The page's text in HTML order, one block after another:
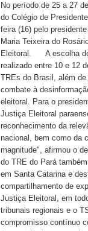
No período de 25 a 27
do Colégio de
feira (16) pelo
Maria Teixeira do
Eleitoral. A escolha do
realizado entre 10 e 12
TREs do Brasil, além
combate à
eleitoral. Para o
Justiça Eleitoral
reconhecimento da
nacional, bem como da
magnitude", afirmou o
do TRE do Pará
em Santa Catarina e
compartilhamento de
Justiça Eleitoral, em
tribunais regionais e o
compromisso contínuo